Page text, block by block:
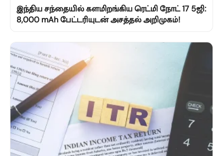
இந்திய சந்தையில் களமிறங்கிய ரெட்மி நோட் 17 5ஜி:
8,000 mAh பேட்டரியுடன் அசத்தல் அறிமுகம்!